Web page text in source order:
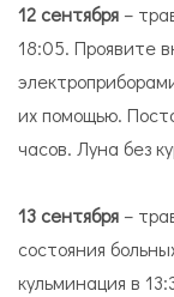
12 сентября –
18:05. Проявите
их помощью.
часов. Луна без
13 сентября –
состояния
кульминация в